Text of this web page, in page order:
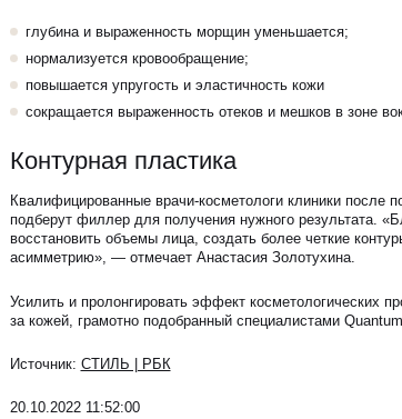
глубина и выраженность морщин уменьшается;
нормализуется кровообращение;
повышается упругость и эластичность кожи
сокращается выраженность отеков и мешков в зоне
Контурная пластика
Квалифицированные врачи-косметологи клиники после
подберут филлер для получения нужного результата.
восстановить объемы лица, создать более четкие
асимметрию», — отмечает Анастасия Золотухина.
Усилить и пролонгировать эффект косметологических
за кожей, грамотно подобранный специалистами
Источник: СТИЛЬ | РБК
20.10.2022 11:52:00